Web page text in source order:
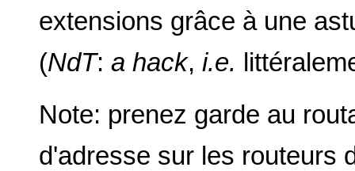
extensions grâce à une
(NdT: a hack, i.e.
Note: prenez garde au
d'adresse sur les routeurs